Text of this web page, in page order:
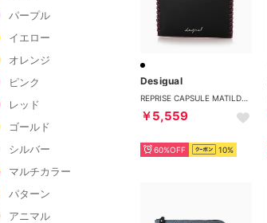
パープル
イエロー
オレンジ
ピンク
レッド
ゴールド
シルバー
マルチカラー
パターン
アニマル
Desigual
￥5,559
60%OFF 10%